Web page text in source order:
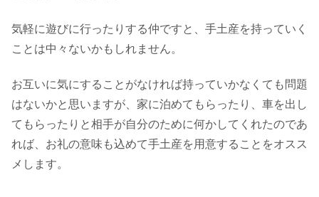
気軽に遊びに行ったりする仲ですと、手土産を持っていく
ことは中々ないかもしれません。
お互いに気にすることがなければ持っていかなくても問題
はないかと思いますが、家に泊めてもらったり、車を出し
てもらったりと相手が自分のために何かしてくれたのであ
れば、お礼の意味も込めて手土産を用意することをオスス
メします。